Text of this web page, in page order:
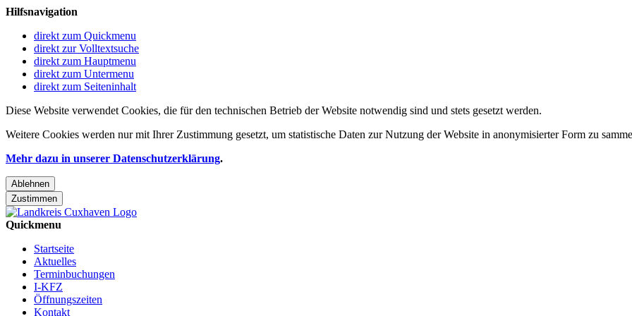
Hilfsnavigation
direkt zum Quickmenu
direkt zur Volltextsuche
direkt zum Hauptmenu
direkt zum Untermenu
direkt zum Seiteninhalt
Diese Website verwendet Cookies, die für den technischen Betrieb der Website notwendig sind und stets gesetzt werden.
Weitere Cookies werden nur mit Ihrer Zustimmung gesetzt, um statistische Daten zur Nutzung der Website in anonymisierter Form zu
Mehr dazu in unserer Datenschutzerklärung.
Ablehnen
Zustimmen
Quickmenu
Startseite
Aktuelles
Terminbuchungen
I-KFZ
Öffnungszeiten
Kontakt